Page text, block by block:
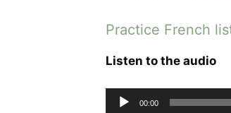
Practice French
Listen to the audio
Audio
00:00